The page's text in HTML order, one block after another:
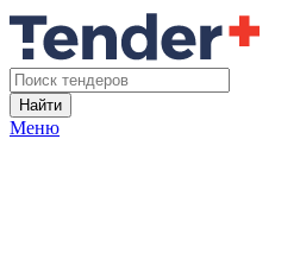
Найти
Меню